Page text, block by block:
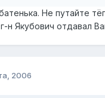
Не путайте
н Якубович отдавал
2006